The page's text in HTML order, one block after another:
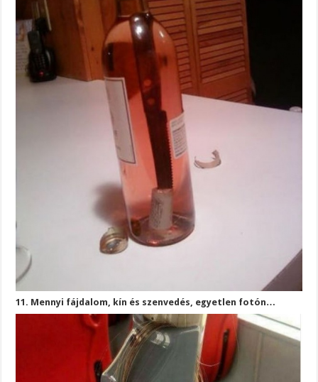
11. Mennyi fájdalom, kín és szenvedés, egyetlen fotón…